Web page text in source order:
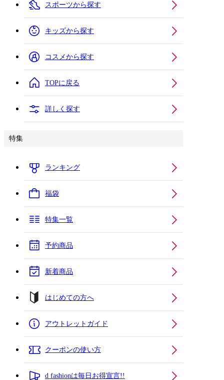
スポーツから探す
キッズから探す
コスメから探す
TOPに戻る
詳しく探す
特集
ランキング
福袋
特集一覧
予約商品
新着商品
はじめての方へ
アウトレットガイド
クーポンの使い方
d fashionは毎日お得宣言!!